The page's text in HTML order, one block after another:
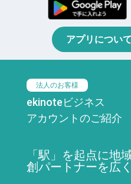
アプリについ
法人のお客様
ekinoteビジネス
アカウントのご紹介
「駅」を起点に地
創パートナーを広